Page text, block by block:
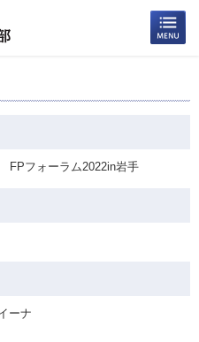
フォーラム2022in岩手
ーナ